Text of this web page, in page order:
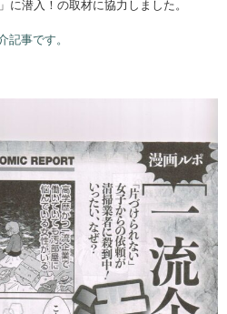
に潜入！の取材に協力しました。
記事です。